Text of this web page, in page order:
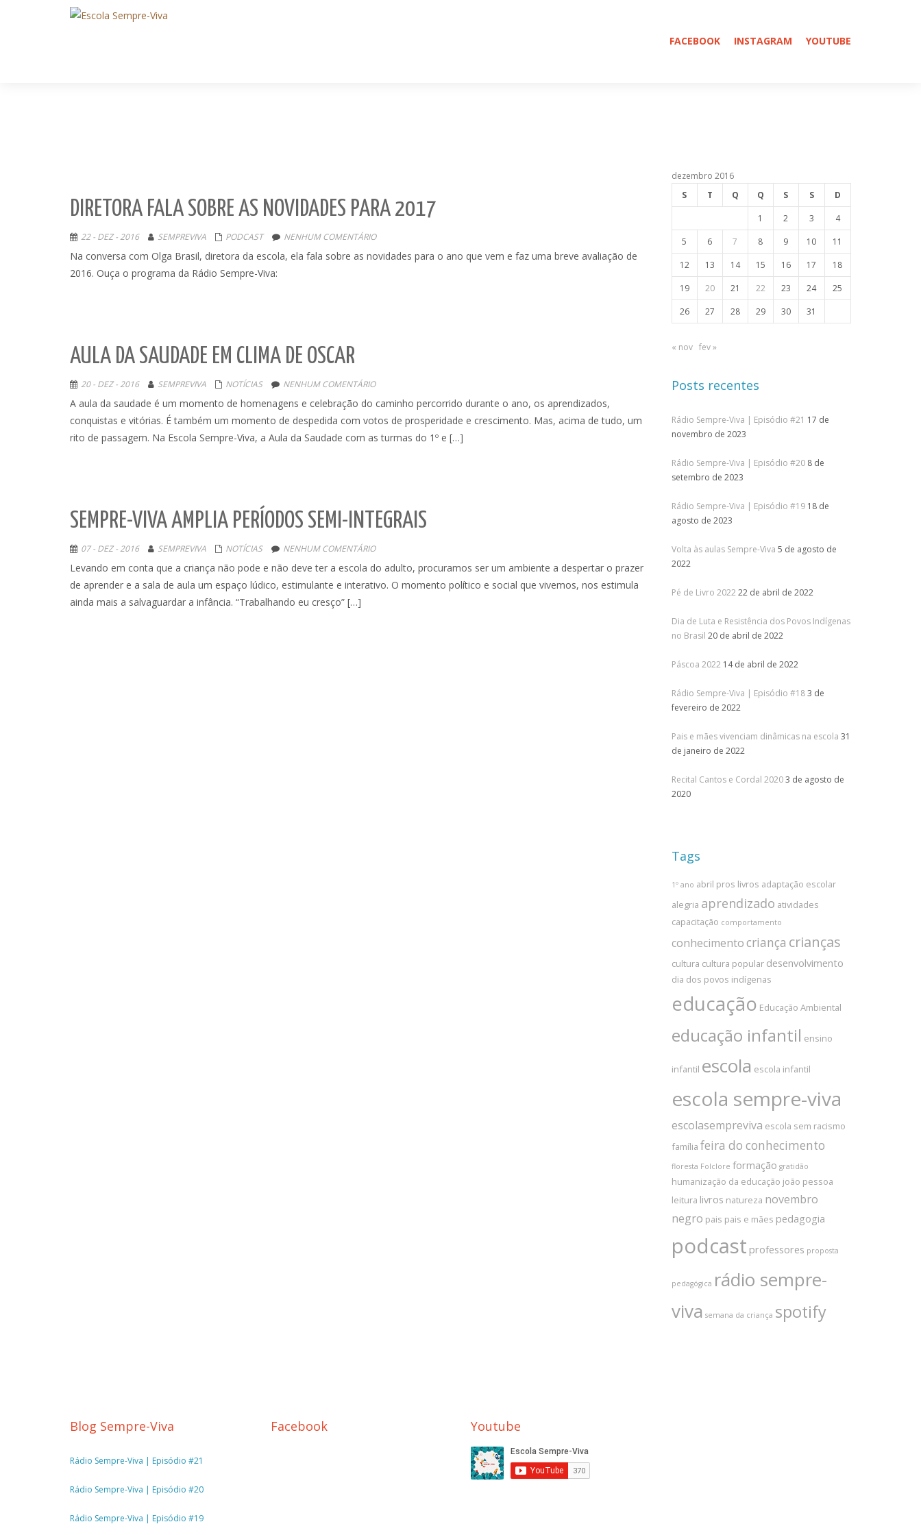
FACEBOOK INSTAGRAM YOUTUBE
DIRETORA FALA SOBRE AS NOVIDADES PARA 2017
22 - DEZ - 2016 SEMPREVIVA PODCAST NENHUM COMENTÁRIO
Na conversa com Olga Brasil, diretora da escola, ela fala sobre as novidades para o ano que vem e faz uma breve avaliação de
2016. Ouça o programa da Rádio Sempre-Viva:
AULA DA SAUDADE EM CLIMA DE OSCAR
20 - DEZ - 2016 SEMPREVIVA NOTÍCIAS NENHUM COMENTÁRIO
A aula da saudade é um momento de homenagens e celebração do caminho percorrido durante o ano, os aprendizados,
conquistas e vitórias. É também um momento de despedida com votos de prosperidade e crescimento. Mas, acima de tudo, um
rito de passagem. Na Escola Sempre-Viva, a Aula da Saudade com as turmas do 1º e […]
SEMPRE-VIVA AMPLIA PERÍODOS SEMI-INTEGRAIS
07 - DEZ - 2016 SEMPREVIVA NOTÍCIAS NENHUM COMENTÁRIO
Levando em conta que a criança não pode e não deve ter a escola do adulto, procuramos ser um ambiente a despertar o prazer
de aprender e a sala de aula um espaço lúdico, estimulante e interativo. O momento político e social que vivemos, nos estimula
ainda mais a salvaguardar a infância. “Trabalhando eu cresço” […]
dezembro 2016
S
T Q Q S S
D
1
2 3
4
5
6 7 8 9 10
11
12
13 14 15 16 17
18
19
20 21 22 23 24
25
26
27 28 29 30 31
« nov fev »
Posts recentes
Rádio Sempre-Viva | Episódio #21 17 de
novembro de 2023
Rádio Sempre-Viva | Episódio #20 8 de
setembro de 2023
Rádio Sempre-Viva | Episódio #19 18 de
agosto de 2023
Volta às aulas Sempre-Viva 5 de agosto de
2022
Pé de Livro 2022 22 de abril de 2022
Dia de Luta e Resistência dos Povos Indígenas
no Brasil 20 de abril de 2022
Páscoa 2022 14 de abril de 2022
Rádio Sempre-Viva | Episódio #18 3 de
fevereiro de 2022
Pais e mães vivenciam dinâmicas na escola 31
de janeiro de 2022
Recital Cantos e Cordal 2020 3 de agosto de
2020
Tags
1º ano abril pros livros adaptação escolar
alegria aprendizado atividades
capacitação comportamento
conhecimentocriança crianças
cultura cultura popular desenvolvimento
dia dos povos indígenas
educação Educação Ambiental
educação infantil ensino
infantil escola escola infantil
escola sempre-viva
escolasempreviva escola sem racismo
família feira do conhecimento
floresta Folclore formação gratidão
humanização da educação joão pessoa
leitura livros natureza novembro
negro pais pais e mães pedagogia
podcast professores proposta
pedagógica rádio sempre-
viva semana da criança spotify
Blog Sempre-Viva
Rádio Sempre-Viva | Episódio #21
Rádio Sempre-Viva | Episódio #20
Rádio Sempre-Viva | Episódio #19
Facebook Youtube